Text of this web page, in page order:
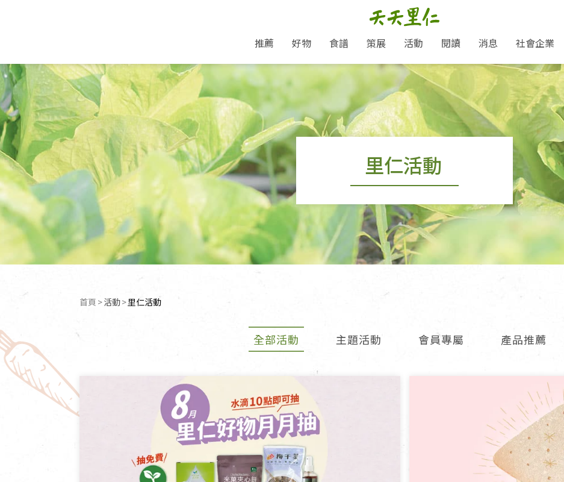
推薦
好康優惠
8月新品優惠
8月快閃商品優惠
中秋禮盒預購
7月惜福愛物
6月快閃商品-好評延長優惠
傳承經典優惠
文化好書優惠
主題推薦
中秋送禮推薦
超值好物特惠
經典必買推薦
史瓦帝尼文化節
好物
米麵/調理食材
米/麵/粉
豆麥雜糧種子
植物油
乾貨/素料/植物肉
豆腐/天貝/豆製品
調味/醬料/烘焙食材
抹醬/果醬
鮮凍蔬果
飲品/零食
豆漿/優格/植物奶
果汁/醋飲/飲料
茶/咖啡/花果茶
沖調飲/穀麥片
蜂蜜/椰奶
休閒零食
堅果/果乾
糖果/巧克力
即食料理/糕點
沖泡麵/粥/湯
熟食料理/調理包
粽子/蘿蔔糕/年糕
素鬆/醬菜
甜品/冰品
麵包/糕點
養身保健
保健食品
養身食品/飲品
中藥食材/調理包
居家日用
廚房用具/家電/家飾
個人清潔保養
牙膏/牙刷/漱口水
洗髮/潤髮/染髮
個人用品
衣飾鞋包
男內著居家
圖書/宗教文物
佛儒書籍
影音/圖書
供具/修持用品
食譜
不限類別 飲品 點心
湯品
策展
愛地球,吃蔬食就可以！
作夥利他 加入水滴會員
「里仁誠食市集」永續新體驗
綠色保育-我們的田, 牠們的家
活動
主題活動
會員專屬
產品推薦
閱讀
專題文章
農產品與農友
食品與廠商
用品與廠商
土地與生態
蔬食營養力
生活提案
共好行動
里仁的努力
關注支持
本土優先
減塑微革命
友善耕作
支持弱勢
綠色保育
永續飲食
里仁為美刊物
消息
里仁新訊
里仁動態
分店動態
產品動態
媒體報導
永續飲食
淨塑行動
公益支持
獲獎肯定
聯名合作
社會企業
品牌故事
里仁七大永續行動
產品/有機蔬果把關
大事記
里仁聯名卡
理念桌布下載
加入會員
人才招募 門市資訊
里仁活動
首頁 活動 目前頁面：
里仁活動
全部活動 主題活動 會員專屬 產品推薦